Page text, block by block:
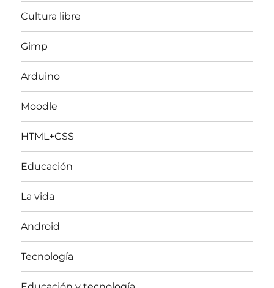
Cultura libre
Gimp
Arduino
Moodle
HTML+CSS
Educación
La vida
Android
Tecnología